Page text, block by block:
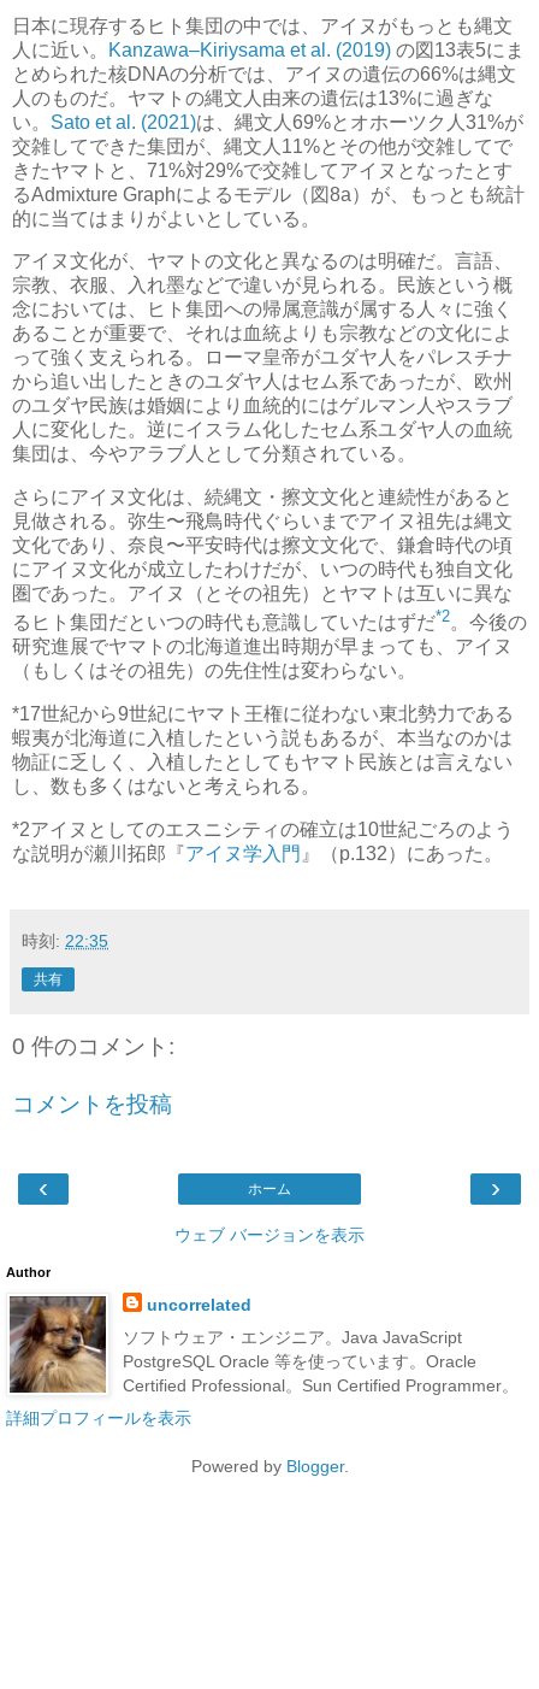
日本に現存するヒト集団の中では、アイヌがもっとも縄文
人に近い。
Kanzawa–Kiriysama et al. (2019) の図13表5にま
とめられた核DNAの分析では、アイヌの遺伝の66%は縄文
人のものだ。ヤマトの縄文人由来の遺伝は13%に過ぎな
い。 Sato et al. (2021)は、縄文人69%とオホーツク人31%が
交雑してできた集団が、縄文人11%とその他が交雑してで
きたヤマトと、71%対29%で交雑してアイヌとなったとす
るAdmixture Graphによるモデル（図8a）が、もっとも統計
的に当てはまりがよいとしている。
アイヌ文化が、ヤマトの文化と異なるのは明確だ。言語、
宗教、衣服、入れ墨などで違いが見られる。民族という概
念においては、ヒト集団への帰属意識が属する人々に強く
あることが重要で、それは血統よりも宗教などの文化によ
って強く支えられる。ローマ皇帝がユダヤ人をパレスチナ
から追い出したときのユダヤ人はセム系であったが、欧州
のユダヤ民族は婚姻により血統的にはゲルマン人やスラブ
人に変化した。逆にイスラム化したセム系ユダヤ人の血統
集団は、今やアラブ人として分類されている。
さらにアイヌ文化は、続縄文・擦文文化と連続性があると
見做される。弥生〜飛鳥時代ぐらいまでアイヌ祖先は縄文
文化であり、奈良〜平安時代は擦文文化で、鎌倉時代の頃
にアイヌ文化が成立したわけだが、いつの時代も独自文化
圏であった。アイヌ（とその祖先）とヤマトは互いに異な
るヒト集団だといつの時代も意識していたはずだ*2。今後の
研究進展でヤマトの北海道進出時期が早まっても、アイヌ
（もしくはその祖先）の先住性は変わらない。
*17世紀から9世紀にヤマト王権に従わない東北勢力である
蝦夷が北海道に入植したという説もあるが、本当なのかは
物証に乏しく、入植したとしてもヤマト民族とは言えない
し、数も多くはないと考えられる。
*2アイヌとしてのエスニシティの確立は10世紀ごろのよう
な説明が瀬川拓郎『アイヌ学入門 』（p.132）にあった。
時刻: 22:35
共有
0 件のコメント:
コメントを投稿
‹ ›
ホーム
ウェブ バージョンを表示
Author
uncorrelated
ソフトウェア・エンジニア。Java JavaScript
PostgreSQL Oracle 等を使っています。Oracle
Certified Professional。Sun Certified Programmer。
詳細プロフィールを表示
Powered by Blogger.